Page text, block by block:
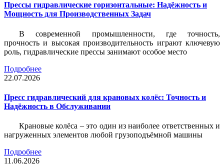
Прессы гидравлические горизонтальные: Надёжность и
Мощность для Производственных Задач
В современной промышленности, где точность,
прочность и высокая производительность играют ключевую
роль, гидравлические прессы занимают особое место
Подробнее
22.07.2026
Пресс гидравлический для крановых колёс: Точность и
Надёжность в Обслуживании
Крановые колёса – это один из наиболее ответственных и
нагруженных элементов любой грузоподъёмной машины
Подробнее
11.06.2026